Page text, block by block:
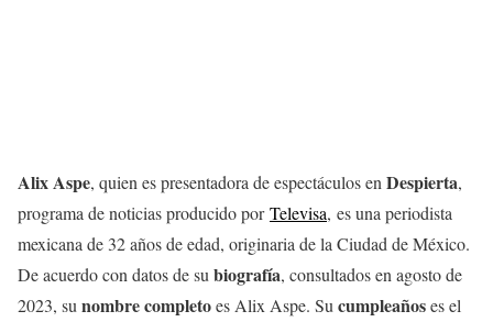
Alix Aspe, quien es presentadora de espectáculos en Despierta,
programa de noticias producido porTelevisa, es una periodista
mexicana de 32 años de edad, originaria de la Ciudad de México.
De acuerdo con datos de su biografía, consultados en agosto de
2023, su nombrecompletoes Alix Aspe. Su cumpleañoses el